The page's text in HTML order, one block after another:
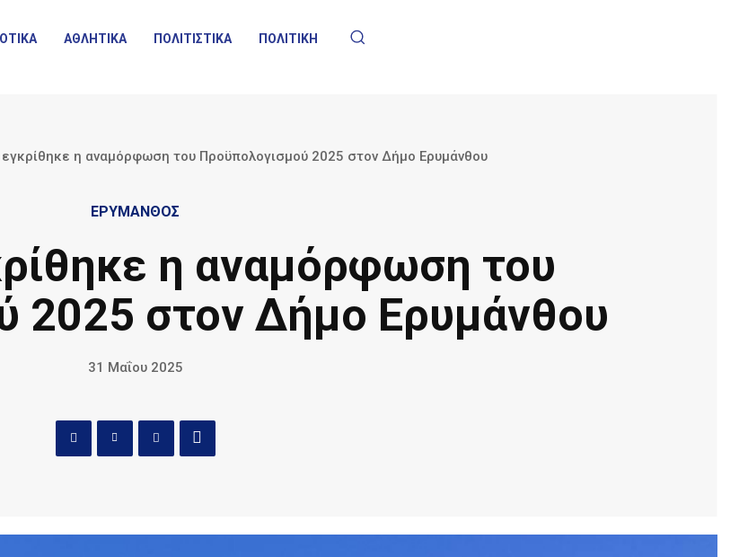
ΑΘΛΗΤΙΚΑ ΠΟΛΙΤΙΣΤΙΚΑ ΠΟΛΙΤΙΚΗ
η αναμόρφωση του Προϋπολογισμού 2025 στον Δήμο Ερυμάνθου
ΕΡΥΜΑΝΘΟΣ
η αναμόρφωση του
2025 στον Δήμο Ερυμάνθου
31 Μαΐου 2025